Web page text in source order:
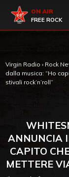
Virgin Radio
ON AIR
FREE ROCK
Virgin Radio › Rock
dalla musica: “Ho
stivali rock’n’roll”
ANNUNCIA
CAPITO
METTERE